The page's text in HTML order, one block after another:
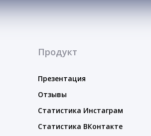
Продукт
Презентация
Отзывы
Статистика Инстаграм
Статистика ВКонтакте